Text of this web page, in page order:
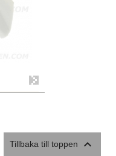
Tillbaka till toppen 